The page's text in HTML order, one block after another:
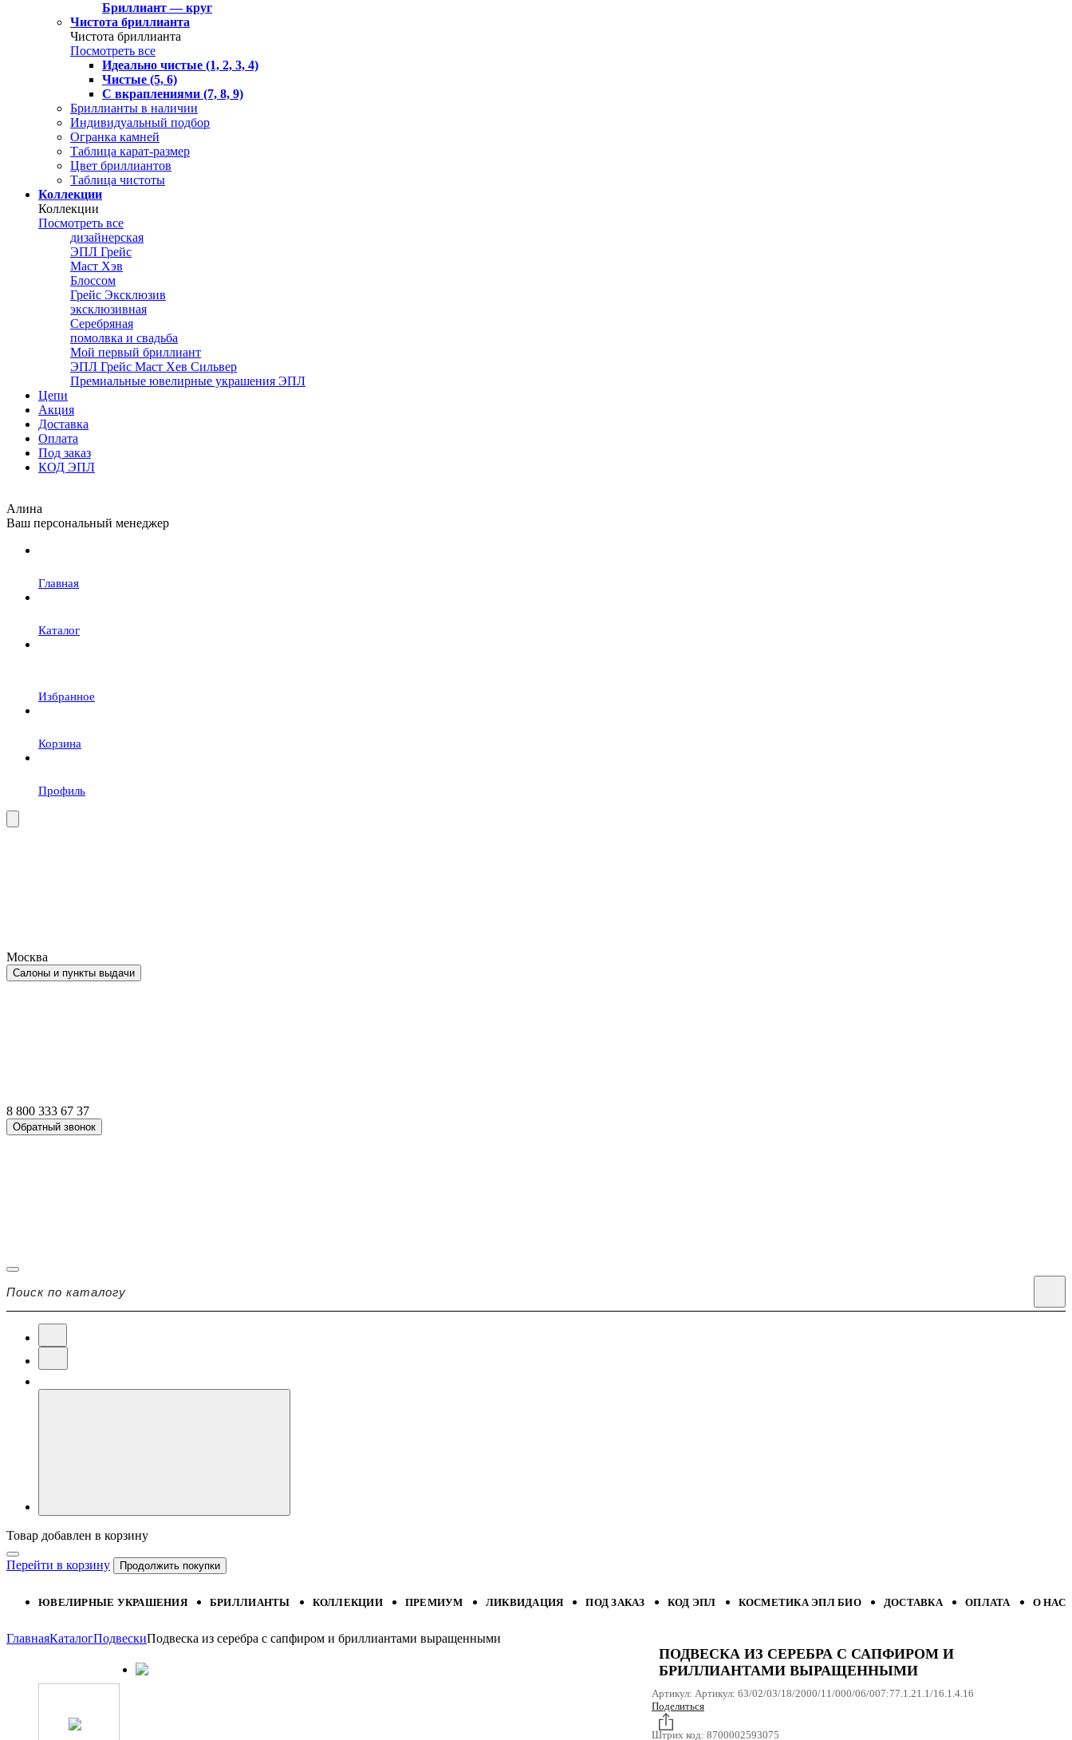
Бриллиант — круг
Чистота бриллианта
Чистота бриллианта
Посмотреть все
Идеально чистые (1, 2, 3, 4)
Чистые (5, 6)
С вкраплениями (7, 8, 9)
Бриллианты в наличии
Индивидуальный подбор
Огранка камней
Таблица карат-размер
Цвет бриллиантов
Таблица чистоты
Коллекции
Коллекции
Посмотреть все
дизайнерская
ЭПЛ Грейс
Маст Хэв
Блоссом
Грейс Эксклюзив
эксклюзивная
Серебряная
помолвка и свадьба
Мой первый бриллиант
ЭПЛ Грейс Маст Хев Сильвер
Премиальные ювелирные украшения ЭПЛ
Цепи
Акция
Доставка
Оплата
Под заказ
КОД ЭПЛ
Алина
Ваш персональный менеджер
Главная
Каталог
Избранное
Корзина
Профиль
Москва
Салоны и пункты выдачи
8 800 333 67 37
Обратный звонок
Товар добавлен в корзину
Перейти в корзину Продолжить покупки
ЮВЕЛИРНЫЕ УКРАШЕНИЯ БРИЛЛИАНТЫ КОЛЛЕКЦИИ ПРЕМИУМ ЛИКВИДАЦИЯ ПОД ЗАКАЗ КОД ЭПЛ КОСМЕТИКА ЭПЛ БИО ДОСТАВКА ОПЛАТА О НАС
ГлавнаяКаталогПодвескиПодвеска из серебра с сапфиром и бриллиантами выращенными
ПОДВЕСКА ИЗ СЕРЕБРА С САПФИРОМ И
БРИЛЛИАНТАМИ ВЫРАЩЕННЫМИ
Артикул: Артикул: 63/02/03/18/2000/11/000/06/007:77.1.21.1/16.1.4.16
Поделиться
Штрих код: 8700002593075